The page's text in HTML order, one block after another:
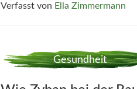
Verfasst von Ella Zimmermann
Gesundheit